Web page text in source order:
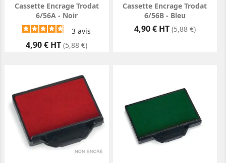
Cassette Encrage Trodat
6/56A - Noir
3avis
Prix
4,90 € HT (5,88 €)
Cassette Encrage Trodat
6/56B - Bleu
Prix
4,90 € HT (5,88 €)